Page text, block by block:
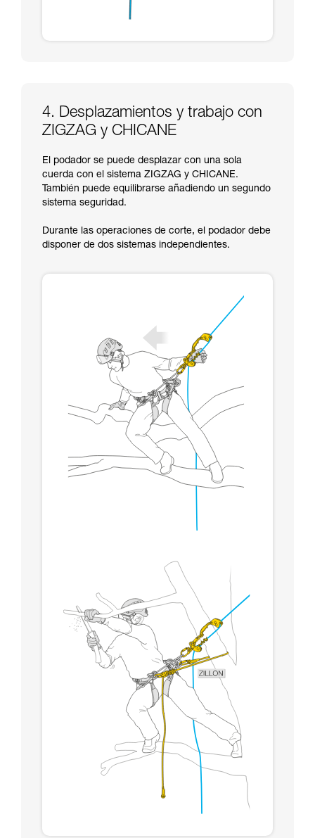
4. Desplazamientos y trabajo con
ZIGZAG y CHICANE
El podador se puede desplazar con una sola
cuerda con el sistema ZIGZAG y CHICANE.
También puede equilibrarse añadiendo un segundo
sistema seguridad.
Durante las operaciones de corte, el podador debe
disponer de dos sistemas independientes.